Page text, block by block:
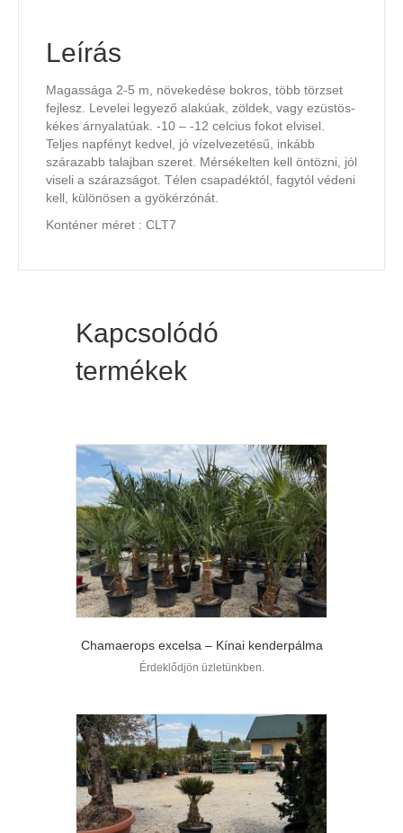
Leírás
Magassága 2-5 m, növekedése bokros, több törzset
fejlesz. Levelei legyező alakúak, zöldek, vagy ezüstös-
kékes árnyalatúak. -10 – -12 celcius fokot elvisel.
Teljes napfényt kedvel, jó vízelvezetésű, inkább
szárazabb talajban szeret. Mérsékelten kell öntözni, jól
viseli a szárazságot. Télen csapadéktól, fagytól védeni
kell, különösen a gyökérzónát.
Konténer méret : CLT7
Kapcsolódó
termékek
Chamaerops excelsa – Kínai kenderpálma
Érdeklődjön üzletünkben.